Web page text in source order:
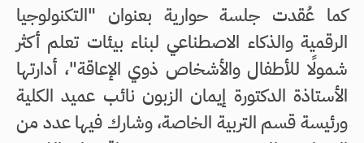
كما عُقدت جلسة حوارية بعنوان "التكنولوجيا
الرقمية والذكاء الاصطناعي لبناء بيئات تعلم أكثر
شمولًا للأطفال والأشخاص ذوي الإعاقة"، أدارتها
الأستاذة الدكتورة إيمان الزبون نائب عميد الكلية
ورئيسة قسم التربية الخاصة، وشارك فيها عدد من